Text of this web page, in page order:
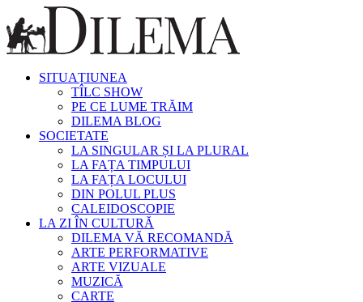
SITUAȚIUNEA
TÎLC SHOW
PE CE LUME TRĂIM
DILEMA BLOG
SOCIETATE
LA SINGULAR ȘI LA PLURAL
LA FAȚA TIMPULUI
LA FAȚA LOCULUI
DIN POLUL PLUS
CALEIDOSCOPIE
LA ZI ÎN CULTURĂ
DILEMA VĂ RECOMANDĂ
ARTE PERFORMATIVE
ARTE VIZUALE
MUZICĂ
CARTE